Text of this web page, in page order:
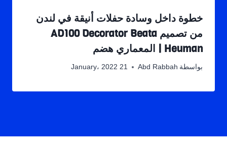
خطوة داخل وسادة حفلات أنيقة في لندن
من تصميم AD100 Decorator Beata
Heuman | المعماري هضم
بواسطة Abd Rabbah 21 January، 2022